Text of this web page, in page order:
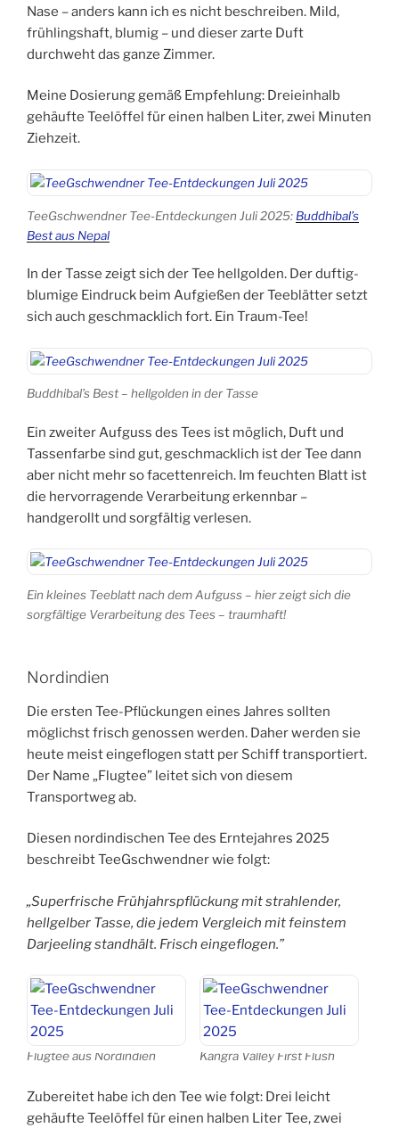
Nase – anders kann ich es nicht beschreiben. Mild,
frühlingshaft, blumig – und dieser zarte Duft
durchweht das ganze Zimmer.
Meine Dosierung gemäß Empfehlung: Dreieinhalb
gehäufte Teelöffel für einen halben Liter, zwei Minuten
Ziehzeit.
TeeGschwendner Tee-Entdeckungen Juli 2025: Buddhibal’s
Best aus Nepal
In der Tasse zeigt sich der Tee hellgolden. Der duftig-
blumige Eindruck beim Aufgießen der Teeblätter setzt
sich auch geschmacklich fort. Ein Traum-Tee!
Buddhibal’s Best – hellgolden in der Tasse
Ein zweiter Aufguss des Tees ist möglich, Duft und
Tassenfarbe sind gut, geschmacklich ist der Tee dann
aber nicht mehr so facettenreich. Im feuchten Blatt ist
die hervorragende Verarbeitung erkennbar –
handgerollt und sorgfältig verlesen.
Ein kleines Teeblatt nach dem Aufguss – hier zeigt sich die
sorgfältige Verarbeitung des Tees – traumhaft!
Nordindien
Die ersten Tee-Pflückungen eines Jahres sollten
möglichst frisch genossen werden. Daher werden sie
heute meist eingeflogen statt per Schiff transportiert.
Der Name „Flugtee” leitet sich von diesem
Transportweg ab.
Diesen nordindischen Tee des Erntejahres 2025
beschreibt TeeGschwendner wie folgt:
„Superfrische Frühjahrspflückung mit strahlender,
hellgelber Tasse, die jedem Vergleich mit feinstem
Darjeeling standhält. Frisch eingeflogen.”
Flugtee aus Nordindien Kangra Valley First Flush
Zubereitet habe ich den Tee wie folgt: Drei leicht
gehäufte Teelöffel für einen halben Liter Tee, zwei